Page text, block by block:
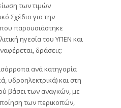
των τιμών
Σχέδιο για την
που παρουσιάστηκε
ηγεσία του ΥΠΕΝ και
δράσεις:
ανά κατηγορία
υδροηλεκτρικά) και στη
βάσει των αναγκών, με
των περικοπών,